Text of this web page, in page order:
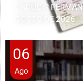
CONDUCIR
AGOSTO DE 2026
06
Ago